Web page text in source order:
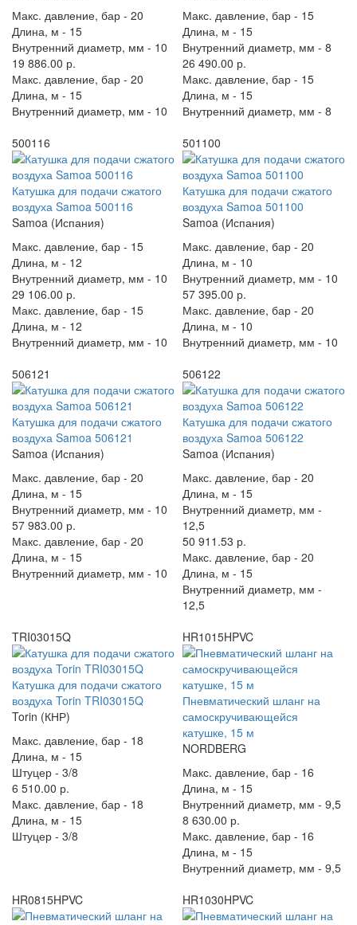
Макс. давление, бар - 20
Длина, м - 15
Внутренний диаметр, мм - 10
19 886.00 р.
Макс. давление, бар - 20
Длина, м - 15
Внутренний диаметр, мм - 10
Макс. давление, бар - 15
Длина, м - 15
Внутренний диаметр, мм - 8
26 490.00 р.
Макс. давление, бар - 15
Длина, м - 15
Внутренний диаметр, мм - 8
500116
Катушка для подачи сжатого
воздуха Samoa 500116
Samoa (Испания)
Макс. давление, бар - 15
Длина, м - 12
Внутренний диаметр, мм - 10
29 106.00 р.
Макс. давление, бар - 15
Длина, м - 12
Внутренний диаметр, мм - 10
501100
Катушка для подачи сжатого
воздуха Samoa 501100
Samoa (Испания)
Макс. давление, бар - 20
Длина, м - 10
Внутренний диаметр, мм - 10
57 395.00 р.
Макс. давление, бар - 20
Длина, м - 10
Внутренний диаметр, мм - 10
506121
Катушка для подачи сжатого
воздуха Samoa 506121
Samoa (Испания)
Макс. давление, бар - 20
Длина, м - 15
Внутренний диаметр, мм - 10
57 983.00 р.
Макс. давление, бар - 20
Длина, м - 15
Внутренний диаметр, мм - 10
506122
Катушка для подачи сжатого
воздуха Samoa 506122
Samoa (Испания)
Макс. давление, бар - 20
Длина, м - 15
Внутренний диаметр, мм -
12,5
50 911.53 р.
Макс. давление, бар - 20
Длина, м - 15
Внутренний диаметр, мм -
12,5
TRI03015Q
Катушка для подачи сжатого
воздуха Torin TRI03015Q
Torin (КНР)
Макс. давление, бар - 18
Длина, м - 15
Штуцер - 3/8
6 510.00 р.
Макс. давление, бар - 18
Длина, м - 15
Штуцер - 3/8
HR1015HPVC
Пневматический шланг на
самоскручивающейся
катушке, 15 м
NORDBERG
Макс. давление, бар - 16
Длина, м - 15
Внутренний диаметр, мм - 9,5
8 630.00 р.
Макс. давление, бар - 16
Длина, м - 15
Внутренний диаметр, мм - 9,5
HR0815HPVC
HR1030HPVC